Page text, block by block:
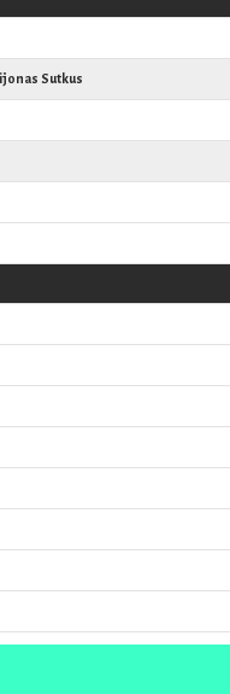
Sutkus